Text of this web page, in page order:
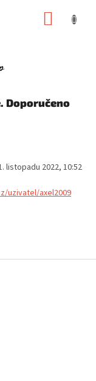
Doporučeno
listopadu 2022, 10:52
uzivatel/axel2009